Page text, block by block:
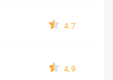
4.7
4.9